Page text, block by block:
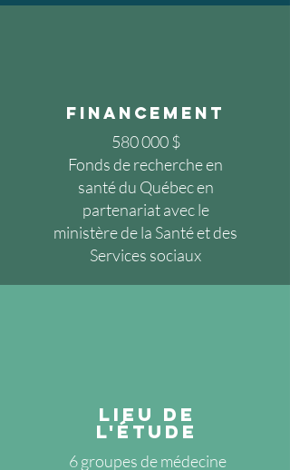
Financement
580 000 $
Fonds de recherche en
santé du Québec en
partenariat avec le
ministère de la Santé et des
Services sociaux
lieu de
l'étude
6 groupes de médecine